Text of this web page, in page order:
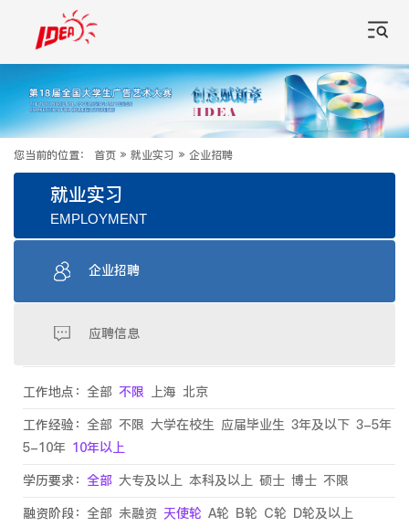
您当前的位置： 首页 » 就业实习 » 企业招聘
就业实习
EMPLOYMENT
企业招聘
应聘信息
工作地点： 全部 不限 上海 北京
工作经验： 全部 不限 大学在校生 应届毕业生 3年及以下 3-5年
5-10年 10年以上
学历要求： 全部 大专及以上 本科及以上 硕士 博士 不限
融资阶段： 全部 未融资 天使轮 A轮 B轮 C轮 D轮及以上